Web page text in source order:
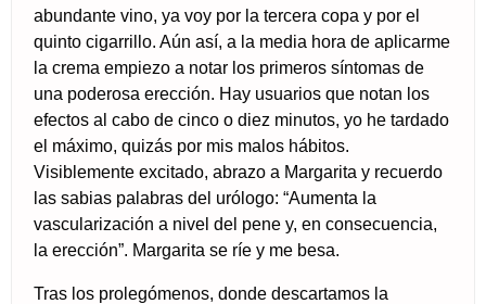
abundante vino, ya voy por la tercera copa y por el
quinto cigarrillo. Aún así, a la media hora de aplicarme
la crema empiezo a notar los primeros síntomas de
una poderosa erección. Hay usuarios que notan los
efectos al cabo de cinco o diez minutos, yo he tardado
el máximo, quizás por mis malos hábitos.
Visiblemente excitado, abrazo a Margarita y recuerdo
las sabias palabras del urólogo: “Aumenta la
vascularización a nivel del pene y, en consecuencia,
la erección”. Margarita se ríe y me besa.
Tras los prolegómenos, donde descartamos la